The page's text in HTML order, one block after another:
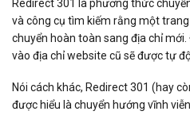
Redirect 301 là phương thức
và công cụ tìm kiếm rằng một
chuyển hoàn toàn sang địa chỉ
vào địa chỉ website cũ sẽ được tự
Nói cách khác, Redirect 301 (hay
được hiểu là chuyển hướng vĩnh